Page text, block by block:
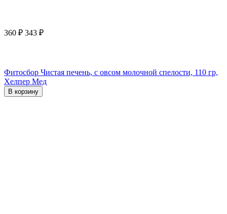
360 ₽ 343 ₽
Фитосбор Чистая печень, с овсом молочной спелости, 110 гр,
Хелпер Мед
В корзину